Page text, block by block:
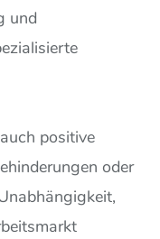
und
positive
oder